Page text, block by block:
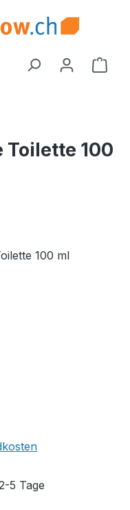
Toilette 100
5 Tage